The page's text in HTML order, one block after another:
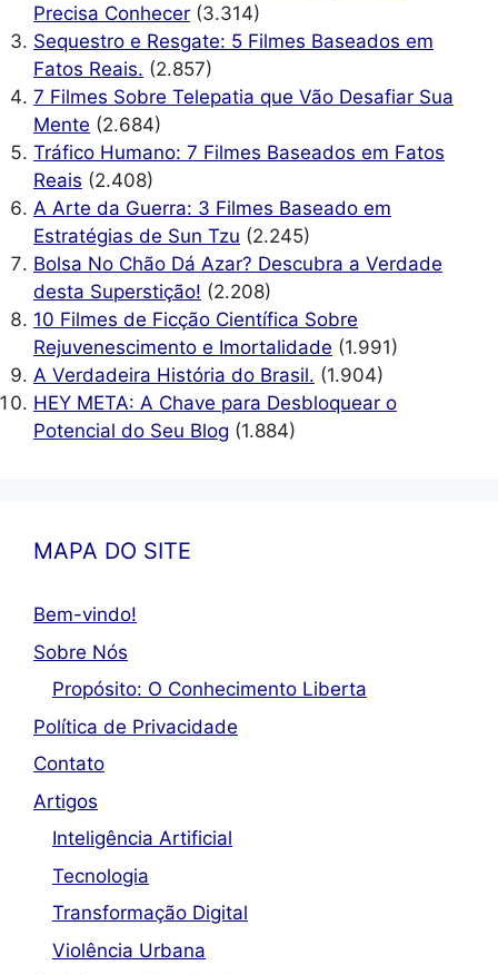
Precisa Conhecer (3.314)
Sequestro e Resgate: 5 Filmes Baseados em
Fatos Reais. (2.857)
7 Filmes Sobre Telepatia que Vão Desafiar Sua
Mente (2.684)
Tráfico Humano: 7 Filmes Baseados em Fatos
Reais (2.408)
A Arte da Guerra: 3 Filmes Baseado em
Estratégias de Sun Tzu (2.245)
Bolsa No Chão Dá Azar? Descubra a Verdade
desta Superstição! (2.208)
10 Filmes de Ficção Científica Sobre
Rejuvenescimento e Imortalidade (1.991)
A Verdadeira História do Brasil. (1.904)
HEY META: A Chave para Desbloquear o
Potencial do Seu Blog (1.884)
MAPA DO SITE
Bem-vindo!
Sobre Nós
Propósito: O Conhecimento Liberta
Política de Privacidade
Contato
Artigos
Inteligência Artificial
Tecnologia
Transformação Digital
Violência Urbana